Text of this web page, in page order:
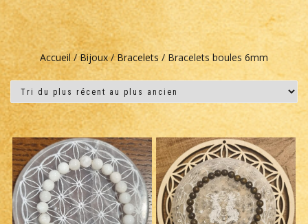
Accueil /Bijoux/Bracelets / Bracelets boules 6mm